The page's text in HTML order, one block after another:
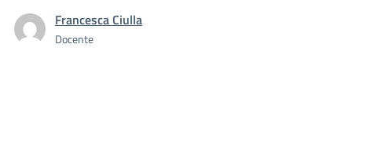
Francesca Ciulla
Docente